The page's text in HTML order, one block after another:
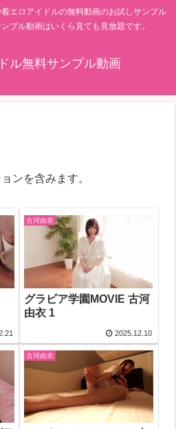
エロアイドルの無料動画のお試しサンプル
プル動画はいくら見ても見放題です。
ル無料サンプル動画
ンを含みます。
古河由衣
グラビア学園MOVIE 古河
由衣 1
2025.12.10
古河由衣